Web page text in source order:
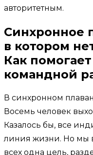
авторитетным.
Синхронное
в котором
Как
командной
В синхронном
Восемь человек
Казалось бы, все
линия жизни. Но мы
всех одна цель,